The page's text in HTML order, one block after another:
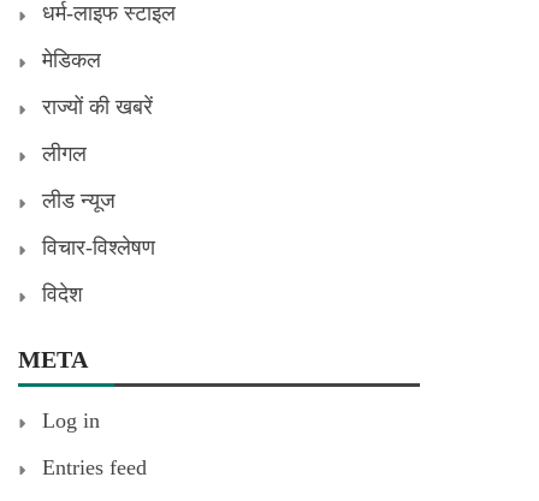
धर्म-लाइफ स्टाइल
मेडिकल
राज्यों की खबरें
लीगल
लीड न्यूज
विचार-विश्लेषण
विदेश
META
Log in
Entries feed